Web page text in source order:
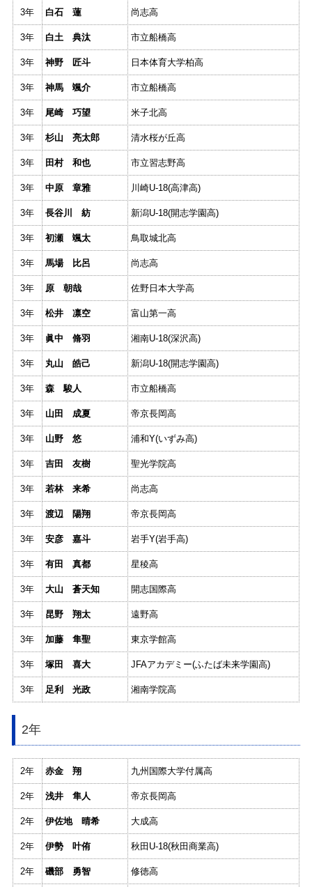
3年 白石 蓮 尚志高
3年 白土 典汰 市立船橋高
3年 神野 匠斗 日本体育大学柏高
3年 神馬 颯介 市立船橋高
3年 尾崎 巧望 米子北高
3年 杉山 亮太郎 清水桜が丘高
3年 田村 和也 市立習志野高
3年 中原 章雅 川崎U-18(高津高)
3年 長谷川 紡 新潟U-18(開志学園高)
3年 初瀬 颯太 鳥取城北高
3年 馬場 比呂 尚志高
3年 原 朝哉 佐野日本大学高
3年 松井 凛空 富山第一高
3年 眞中 脩羽 湘南U-18(深沢高)
3年 丸山 皓己 新潟U-18(開志学園高)
3年 森 駿人 市立船橋高
3年 山田 成夏 帝京長岡高
3年 山野 悠 浦和Y(いずみ高)
3年 吉田 友樹 聖光学院高
3年 若林 来希 尚志高
3年 渡辺 陽翔 帝京長岡高
3年 安彦 嘉斗 岩手Y(岩手高)
3年 有田 真都 星稜高
3年 大山 蒼天知 開志国際高
3年 昆野 翔太 遠野高
3年 加藤 隼聖 東京学館高
3年 塚田 喜大 JFAアカデミー(ふたば未来学園高)
3年 足利 光政 湘南学院高
2年
2年 赤金 翔 九州国際大学付属高
2年 浅井 隼人 帝京長岡高
2年 伊佐地 晴希 大成高
2年 伊勢 叶侑 秋田U-18(秋田商業高)
2年 磯部 勇智 修徳高